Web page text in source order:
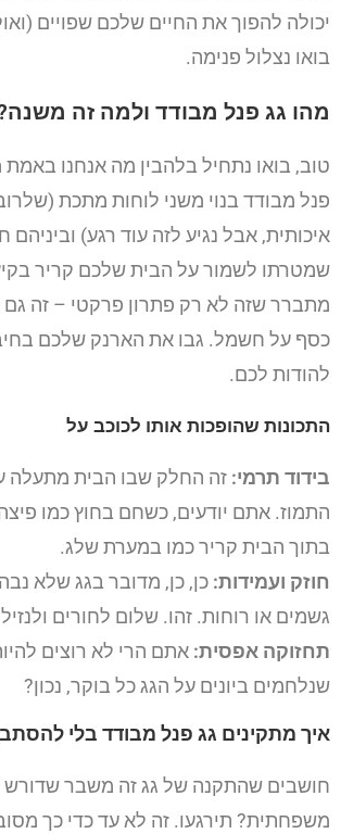
יכולה להפוך את החיים שלכם שפויים
בואו נצלול פנימה.
מהו גג פנל מבודד ולמה זה
טוב, בואו נתחיל בלהבין מה אנחנו
פנל מבודד בנוי משני לוחות מתכת
איכותית, אבל נגיע לזה עוד רגע) וביניהם
שמטרתו לשמור על הבית שלכם קריר
מתברר שזה לא רק פתרון פרקטי – זה
כסף על חשמל. גבו את הארנק שלכם
להודות לכם.
התכונות שהופכות אותו לכוכב על
בידוד תרמי: זה החלק שבו הבית מתעלה
התמוז. אתם יודעים, כשחם בחוץ כמו
בתוך הבית קריר כמו במערת שלג.
חוזק ועמידות: כן, כן, מדובר בגג שלא
גשמים או רוחות. זהו. שלום לחורים
תחזוקה אפסית: אתם הרי לא רוצים
שנלחמים ביונים על הגג כל בוקר, נכון?
איך מתקינים גג פנל מבודד בלי
חושבים שהתקנה של גג זה משבר שדורש
משפחתית? תירגעו. זה לא עד כדי כך